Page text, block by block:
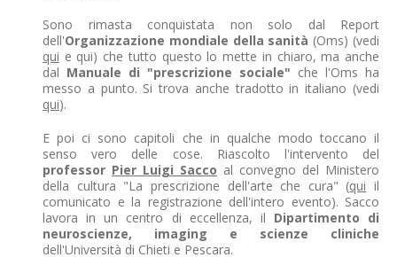
Sono rimasta conquistata non solo dal Report
dell'Organizzazione mondiale della sanità (Oms) (vedi
qui e qui) che tutto questo lo mette in chiaro, ma anche
dal Manuale di "prescrizione sociale" che l'Oms ha
messo a punto. Si trova anche tradotto in italiano (vedi
qui).
E poi ci sono capitoli che in qualche modo toccano il
senso vero delle cose. Riascolto l'intervento del
professor Pier Luigi Sacco al convegno del Ministero
della cultura "La prescrizione dell'arte che cura" (qui il
comunicato e la registrazione dell'intero evento). Sacco
lavora in un centro di eccellenza, il Dipartimento di
neuroscienze, imaging e scienze cliniche
dell'Università di Chieti e Pescara.